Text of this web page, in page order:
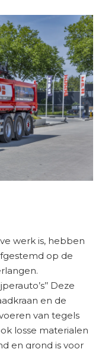
werk is, hebben
op de
Deze
en de
van tegels
losse materialen
en grond is voor